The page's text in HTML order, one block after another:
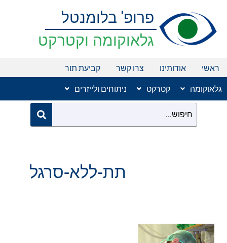
לתוכן
פרופ' בלומנטל
גלאוקומה וקטרקט
ראשי אודותינו צרו קשר קביעת תור
גלאוקומה קטרקט ניתוחים ולייזרים
תת-ללא-סרגל
פרופסור